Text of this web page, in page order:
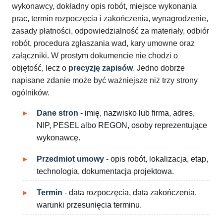
wykonawcy, dokładny opis robót, miejsce wykonania
prac, termin rozpoczęcia i zakończenia, wynagrodzenie,
zasady płatności, odpowiedzialność za materiały, odbiór
robót, procedura zgłaszania wad, kary umowne oraz
załączniki. W prostym dokumencie nie chodzi o
objętość, lecz o precyzję zapisów. Jedno dobrze
napisane zdanie może być ważniejsze niż trzy strony
ogólników.
Dane stron - imię, nazwisko lub firma, adres,
NIP, PESEL albo REGON, osoby reprezentujące
wykonawcę.
Przedmiot umowy - opis robót, lokalizacja, etap,
technologia, dokumentacja projektowa.
Termin - data rozpoczęcia, data zakończenia,
warunki przesunięcia terminu.